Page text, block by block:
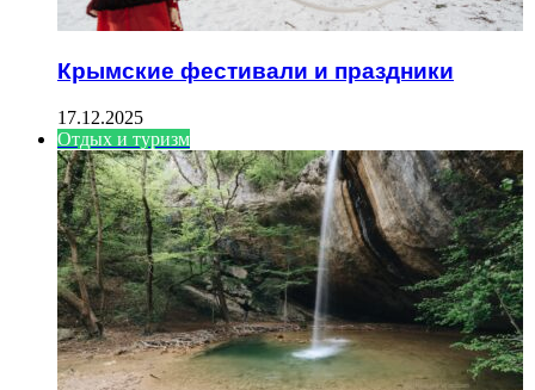
Крымские фестивали и праздники
17.12.2025
Отдых и туризм